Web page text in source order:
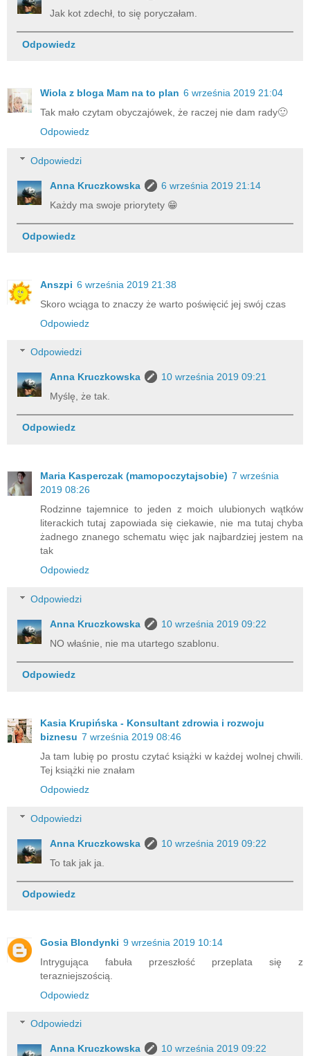
Jak kot zdechł, to się poryczałam.
Odpowiedz
Wiola z bloga Mam na to plan 6 września 2019 21:04
Tak mało czytam obyczajówek, że raczej nie dam rady🙂
Odpowiedz
Odpowiedzi
Anna Kruczkowska
6 września 2019 21:14
Każdy ma swoje priorytety 😁
Odpowiedz
Anszpi 6 września 2019 21:38
Skoro wciąga to znaczy że warto poświęcić jej swój czas
Odpowiedz
Odpowiedzi
Anna Kruczkowska
10 września 2019 09:21
Myślę, że tak.
Odpowiedz
Maria Kasperczak (mamopoczytajsobie) 7 września
2019 08:26
Rodzinne tajemnice to jeden z moich ulubionych wątków
literackich tutaj zapowiada się ciekawie, nie ma tutaj chyba
żadnego znanego schematu więc jak najbardziej jestem na
tak
Odpowiedz
Odpowiedzi
Anna Kruczkowska
10 września 2019 09:22
NO właśnie, nie ma utartego szablonu.
Odpowiedz
Kasia Krupińska - Konsultant zdrowia i rozwoju
biznesu 7 września 2019 08:46
Ja tam lubię po prostu czytać książki w każdej wolnej chwili.
Tej książki nie znałam
Odpowiedz
Odpowiedzi
Anna Kruczkowska
10 września 2019 09:22
To tak jak ja.
Odpowiedz
Gosia Blondynki 9 września 2019 10:14
Intrygująca fabuła przeszłość przeplata się z
terazniejszością.
Odpowiedz
Odpowiedzi
Anna Kruczkowska
10 września 2019 09:22